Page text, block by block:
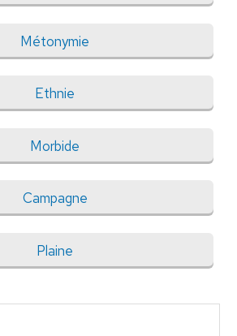
Métonymie
Ethnie
Morbide
Campagne
Plaine